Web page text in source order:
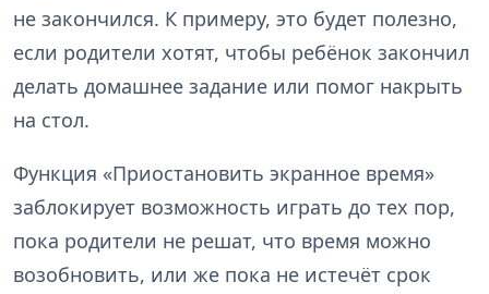
не закончился. К примеру, это будет полезно,
если родители хотят, чтобы ребёнок закончил
делать домашнее задание или помог накрыть
на стол.
Функция «Приостановить экранное время»
заблокирует возможность играть до тех пор,
пока родители не решат, что время можно
возобновить, или же пока не истечёт срок